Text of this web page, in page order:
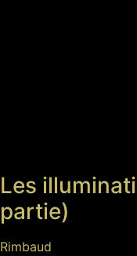
Les
partie)
Rimbaud